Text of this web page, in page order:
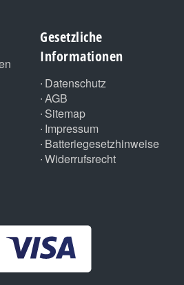
Gesetzliche
Informationen
Datenschutz
AGB
Sitemap
Impressum
Batteriegesetzhinweise
Widerrufsrecht